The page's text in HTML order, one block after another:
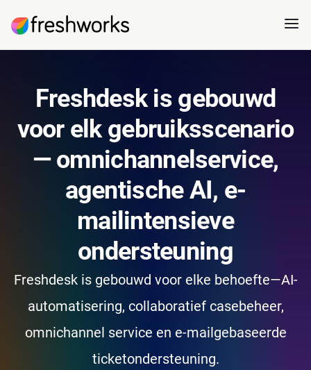
Freshdesk is gebouwd
voor elk gebruiksscenario
— omnichannelservice,
agentische AI, e-
mailintensieve
ondersteuning
Freshdesk is gebouwd voor elke behoefte—AI-
automatisering, collaboratief casebeheer,
omnichannel service en e-mailgebaseerde
ticketondersteuning.